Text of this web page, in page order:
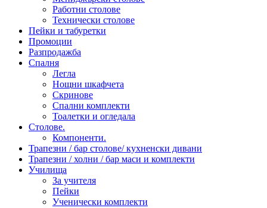
Работни столове
Технически столове
Пейки и табуретки
Промоции
Разпродажба
Спалня
Легла
Нощни шкафчета
Скринове
Спални комплекти
Тоалетки и огледала
Столове.
Компоненти.
Трапезни / бар столове/ кухненски дивани
Трапезни / холни / бар маси и комплекти
Училища
За учителя
Пейки
Ученически комплекти